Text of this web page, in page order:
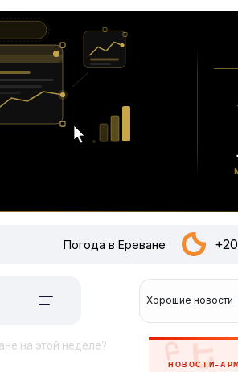
Погода в Ереване +20
Хорошие новости
на этой неделе?